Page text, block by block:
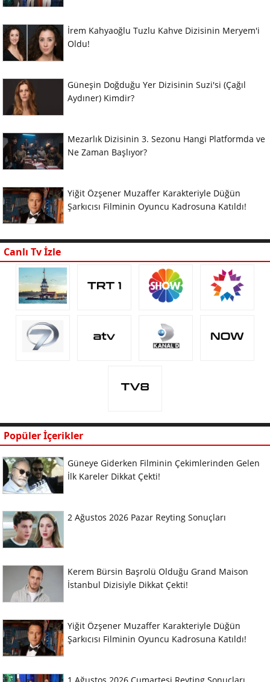
İrem Kahyaoğlu Tuzlu Kahve Dizisinin Meryem'i
Oldu!
Güneşin Doğduğu Yer Dizisinin Suzi'si (Çağıl
Aydıner) Kimdir?
Mezarlık Dizisinin 3. Sezonu Hangi Platformda ve
Ne Zaman Başlıyor?
Yiğit Özşener Muzaffer Karakteriyle Düğün
Şarkıcısı Filminin Oyuncu Kadrosuna Katıldı!
Canlı Tv İzle
Popüler İçerikler
Güneye Giderken Filminin Çekimlerinden Gelen
İlk Kareler Dikkat Çekti!
2 Ağustos 2026 Pazar Reyting Sonuçları
Kerem Bürsin Başrolü Olduğu Grand Maison
İstanbul Dizisiyle Dikkat Çekti!
Yiğit Özşener Muzaffer Karakteriyle Düğün
Şarkıcısı Filminin Oyuncu Kadrosuna Katıldı!
1 Ağustos 2026 Cumartesi Reyting Sonuçları